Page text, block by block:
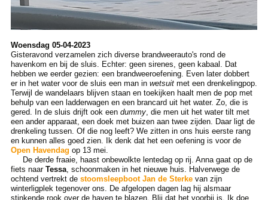
Woensdag 05-04-2023
Gisteravond verzamelen zich diverse brandweerauto's rond de
havenkom en bij de sluis. Echter: geen sirenes, geen kabaal. Dat
hebben we eerder gezien: een brandweeroefening. Even later dobbert
er in het water voor de sluis een man in wetsuitmet een drenkelingpop.
Terwijl de wandelaars blijven staan en toekijken haalt men de pop met
behulp van een ladderwagen en een brancard uit het water. Zo, die is
gered. In de sluis drijft ook een dummy, die men uit het water tilt met
een ander apparaat, een doek met buizen aan twee zijden. Daar ligt de
drenkeling tussen. Of die nog leeft? We zitten in ons huis eerste rang
en kunnen alles goed zien. Ik denk dat het een oefening is voor de
Open Havendag op 13 mei.
De derde fraaie, haast onbewolkte lentedag op rij. Anna gaat op de
fiets naar Tessa, schoonmaken in het nieuwe huis. Halverwege de
ochtend vertrekt de stoomsleepboot Jan de Sterkevan zijn
winterligplek tegenover ons. De afgelopen dagen lag hij alsmaar
stinkende rook over de haven te blazen. Blij dat het voorbij is. Ik doe